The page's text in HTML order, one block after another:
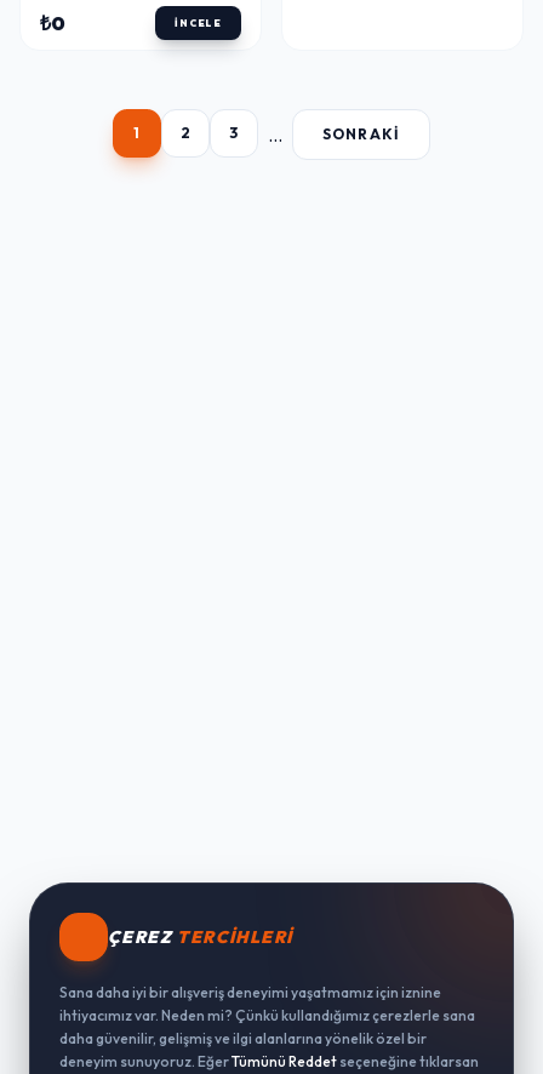
₺0 İNCELE
1 2 3 ... SONRAKI
ÇEREZ TERCIHLERI
Sana daha iyi bir alışveriş deneyimi yaşatmamız için iznine
ihtiyacımız var. Neden mi? Çünkü kullandığımız çerezlerle sana
daha güvenilir, gelişmiş ve ilgi alanlarına yönelik özel bir
deneyim sunuyoruz. EğerTümünü Reddet seçeneğine tıklarsan